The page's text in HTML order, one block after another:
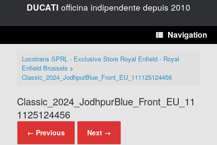
DUCATI officina indipendente depuis 2010
Navigation
Locotrans SPRL - Exclusive Store Royal Enfield - Royal
Enfield Brussels >
Classic_2024_JodhpurBlue_Front_EU_111125124456
Classic_2024_JodhpurBlue_Front_EU_11
1125124456
← Previous Next →